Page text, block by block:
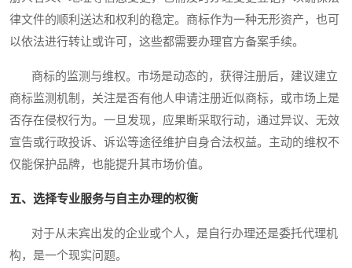
律文件的顺利送达和权利的稳定。商标作为一种无形资产，也可
以依法进行转让或许可，这些都需要办理官方备案手续。
商标的监测与维权。市场是动态的，获得注册后，建议建立
商标监测机制，关注是否有他人申请注册近似商标，或市场上是
否存在侵权行为。一旦发现，应果断采取行动，通过异议、无效
宣告或行政投诉、诉讼等途径维护自身合法权益。主动的维权不
仅能保护品牌，也能提升其市场价值。
五、选择专业服务与自主办理的权衡
对于从未宾出发的企业或个人，是自行办理还是委托代理机
构，是一个现实问题。